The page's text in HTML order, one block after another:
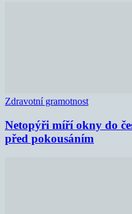
Zdravotní gramotnost
Netopýři míří okny do
před pokousáním